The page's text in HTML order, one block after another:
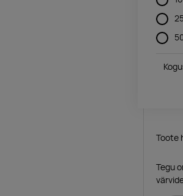
Toote
Tegu